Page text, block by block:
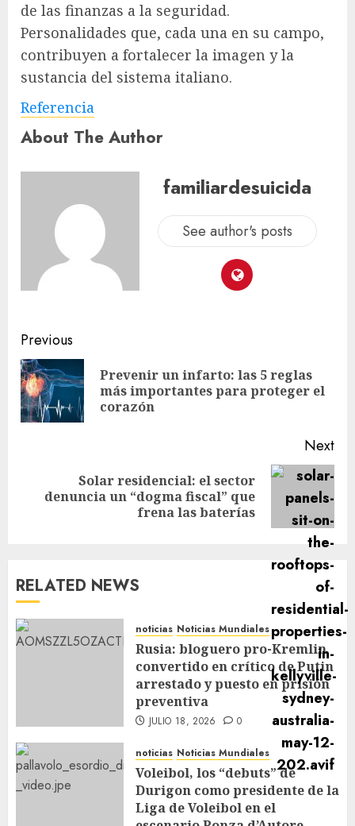
de las finanzas a la seguridad.
Personalidades que, cada una en su campo,
contribuyen a fortalecer la imagen y la
sustancia del sistema italiano.
Referencia
About The Author
familiardesuicida
See author's posts
Previous
Prevenir un infarto: las 5 reglas
más importantes para proteger el
corazón
Next
Solar residencial: el sector
denuncia un “dogma fiscal” que
frena las baterías
RELATED NEWS
noticias Noticias Mundiales
Rusia: bloguero pro-Kremlin
convertido en crítico de Putin
arrestado y puesto en prisión
preventiva
JULIO 18, 2026 0
noticias Noticias Mundiales
Voleibol, los “debuts” de
Durigon como presidente de la
Liga de Voleibol en el